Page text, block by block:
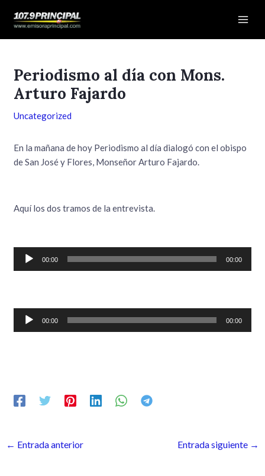
Periodismo al día con Mons.
Arturo Fajardo
Uncategorized
En la mañana de hoy Periodismo al día dialogó con el obispo
de San José y Flores, Monseñor Arturo Fajardo.
Aquí los dos tramos de la entrevista.
Reproductor
00:00 00:00
Reproductor
00:00 00:00
de
← Entrada anterior Entrada siguiente →